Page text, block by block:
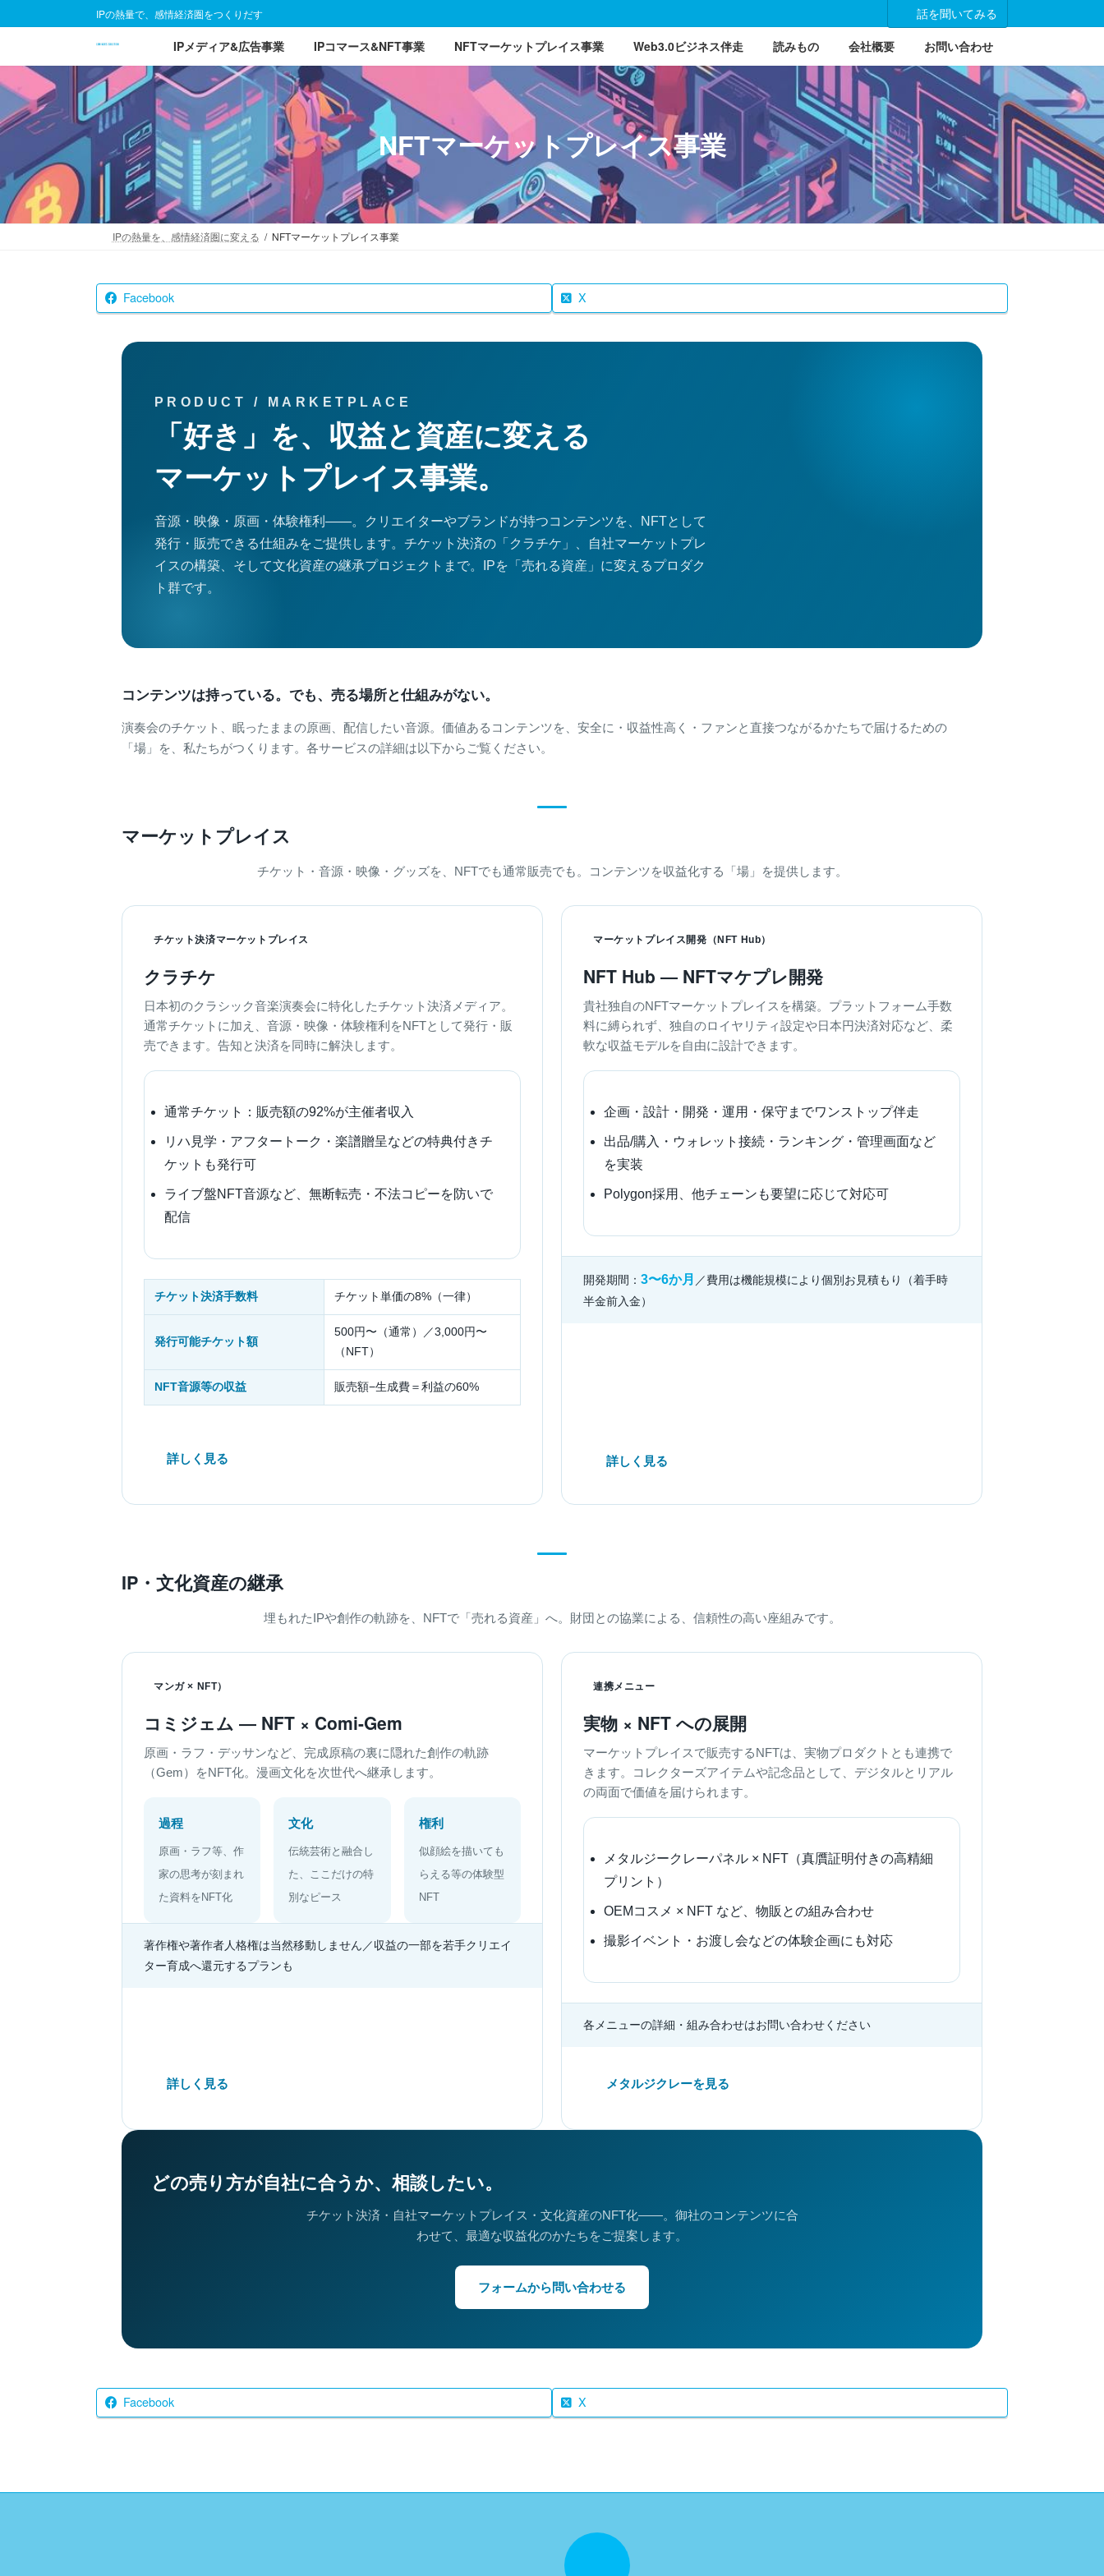
ン
ン
ツ
ス
プ
ビ
ー
シ
ン
動
IPの熱量で、感情経済圏をつくりだす
話を聞いてみる
IPメディア&広告事業
IPコマース&NFT事業 NFTマーケットプレイス事業 Web3.0ビジネス伴走 読みもの 会社概要 お問い合わせ
NFTマーケットプレイス事業
IPの熱量を、感情経済圏に変える NFTマーケットプレイス事業
Facebook X
PRODUCT / MARKETPLACE
「好き」を、収益と資産に変える
マーケットプレイス事業。
音源・映像・原画・体験権利——。クリエイターやブランドが持つコンテンツを、NFTとして
発行・販売できる仕組みをご提供します。チケット決済の「クラチケ」、自社マーケットプレ
イスの構築、そして文化資産の継承プロジェクトまで。IPを「売れる資産」に変えるプロダク
ト群です。
コンテンツは持っている。でも、売る場所と仕組みがない。
演奏会のチケット、眠ったままの原画、配信したい音源。価値あるコンテンツを、安全に・収益性高く・ファンと直接つながるかたちで届けるための
「場」を、私たちがつくります。各サービスの詳細は以下からご覧ください。
マーケットプレイス
チケット・音源・映像・グッズを、NFTでも通常販売でも。コンテンツを収益化する「場」を提供します。
チケット決済マーケットプレイス
クラチケ
日本初のクラシック音楽演奏会に特化したチケット決済メディア。
通常チケットに加え、音源・映像・体験権利をNFTとして発行・販
売できます。告知と決済を同時に解決します。
通常チケット：販売額の92%が主催者収入
リハ見学・アフタートーク・楽譜贈呈などの特典付きチ
ケットも発行可
ライブ盤NFT音源など、無断転売・不法コピーを防いで
配信
チケット決済手数料 チケット単価の8%（一律）
発行可能チケット額
500円〜（通常）／3,000円〜
（NFT）
NFT音源等の収益 販売額−生成費＝利益の60%
詳しく見る
マーケットプレイス開発（NFT Hub）
NFT Hub ― NFTマケプレ開発
貴社独自のNFTマーケットプレイスを構築。プラットフォーム手数
料に縛られず、独自のロイヤリティ設定や日本円決済対応など、柔
軟な収益モデルを自由に設計できます。
企画・設計・開発・運用・保守までワンストップ伴走
出品/購入・ウォレット接続・ランキング・管理画面など
を実装
Polygon採用、他チェーンも要望に応じて対応可
開発期間： 3〜6か月 ／費用は機能規模により個別お見積もり（着手時
半金前入金）
詳しく見る
IP・文化資産の継承
埋もれたIPや創作の軌跡を、NFTで「売れる資産」へ。財団との協業による、信頼性の高い座組みです。
マンガ × NFT）
コミジェム ― NFT × Comi-Gem
原画・ラフ・デッサンなど、完成原稿の裏に隠れた創作の軌跡
（Gem）をNFT化。漫画文化を次世代へ継承します。
過程
原画・ラフ等、作
家の思考が刻まれ
た資料をNFT化
文化
伝統芸術と融合し
た、ここだけの特
別なピース
権利
似顔絵を描いても
らえる等の体験型
NFT
著作権や著作者人格権は当然移動しません／収益の一部を若手クリエイ
ター育成へ還元するプランも
詳しく見る
連携メニュー
実物 × NFT への展開
マーケットプレイスで販売するNFTは、実物プロダクトとも連携で
きます。コレクターズアイテムや記念品として、デジタルとリアル
の両面で価値を届けられます。
メタルジークレーパネル × NFT（真贋証明付きの高精細
プリント）
OEMコスメ × NFT など、物販との組み合わせ
撮影イベント・お渡し会などの体験企画にも対応
各メニューの詳細・組み合わせはお問い合わせください
メタルジクレーを見る
どの売り方が自社に合うか、相談したい。
チケット決済・自社マーケットプレイス・文化資産のNFT化——。御社のコンテンツに合
わせて、最適な収益化のかたちをご提案します。
フォームから問い合わせる
Facebook X